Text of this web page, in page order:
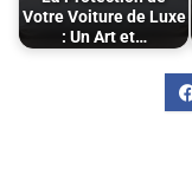
Votre Voiture de Luxe
: Un Art et…